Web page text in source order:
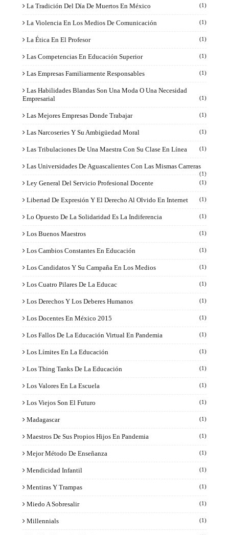
La Tradición Del Día De Muertos En México (1)
La Violencia En Los Medios De Comunicación (1)
La Ética En El Profesor (1)
Las Competencias En Educación Superior (1)
Las Empresas Familiarmente Responsables (1)
Las Habilidades Blandas Son Una Moda O Una Necesidad
Empresarial
(1)
Las Mejores Empresas Donde Trabajar (1)
Las Narcoseries Y Su Ambigüedad Moral (1)
Las Tribulaciones De Una Maestra Con Su Clase En Línea (1)
Las Universidades De Aguascalientes Con Las Mismas Carreras
(1)
Ley General Del Servicio Profesional Docente (1)
Libertad De Expresión Y El Derecho Al Olvido En Internet (1)
Lo Opuesto De La Solidaridad Es La Indiferencia (1)
Los Buenos Maestros (1)
Los Cambios Constantes En Educación (1)
Los Candidatos Y Su Campaña En Los Medios (1)
Los Cuatro Pilares De La Educac (1)
Los Derechos Y Los Deberes Humanos (1)
Los Docentes En México 2015 (1)
Los Fallos De La Educación Virtual En Pandemia (1)
Los Límites En La Educación (1)
Los Thing Tanks De La Educación (1)
Los Valores En La Escuela (1)
Los Viejos Son El Futuro (1)
Madagascar (1)
Maestros De Sus Propios Hijos En Pandemia (1)
Mejor Método De Enseñanza (1)
Mendicidad Infantil (1)
Mentiras Y Trampas (1)
Miedo A Sobresalir (1)
Millennials (1)